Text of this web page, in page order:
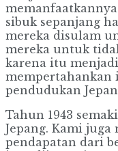
sibuk sepanjang
mereka disulam
mereka untuk
karena itu
mempertahankan
pendudukan
Tahun 1943
Jepang. Kami
pendapatan dari